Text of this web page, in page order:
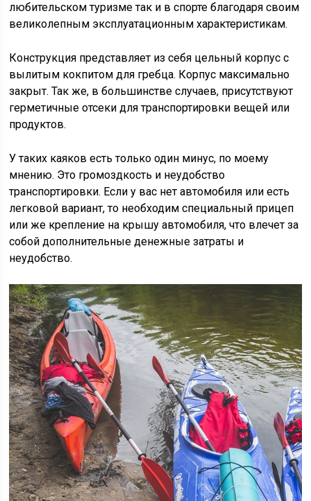
любительском туризме так и в спорте благодаря своим
великолепным эксплуатационным характеристикам.
Конструкция представляет из себя цельный корпус с
вылитым кокпитом для гребца. Корпус максимально
закрыт. Так же, в большинстве случаев, присутствуют
герметичные отсеки для транспортировки вещей или
продуктов.
У таких каяков есть только один минус, по моему
мнению. Это громоздкость и неудобство
транспортировки. Если у вас нет автомобиля или есть
легковой вариант, то необходим специальный прицеп
или же крепление на крышу автомобиля, что влечет за
собой дополнительные денежные затраты и
неудобство.